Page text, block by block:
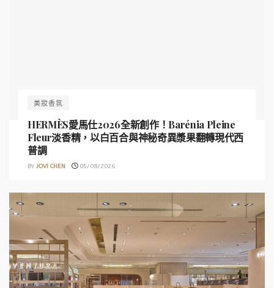
美妝香氛
HERMÈS愛馬仕2026全新創作！Barénia Pleine
Fleur淡香精，以白百合與神秘奇異漿果翻轉現代西
普調
BY JOVI CHEN 05/08/2026